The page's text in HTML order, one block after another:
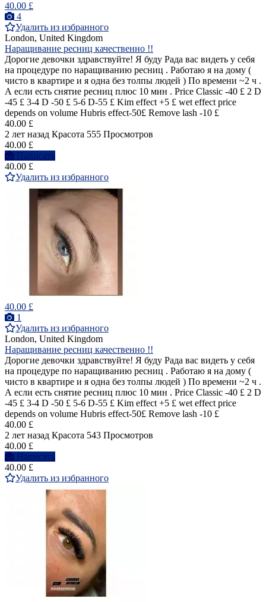
40.00 £
4
Удалить из избранного
London, United Kingdom
Наращивание ресниц качественно !!
Дорогие девочки здравствуйте! Я буду Рада вас видеть у себя
на процедуре по наращиванию ресниц . Работаю я на дому (
чисто в квартире и я одна без толпы людей ) По времени ~2 ч .
А если есть снятие ресниц плюс 10 мин . Price Classic -40 £ 2 D
-45 £ 3-4 D -50 £ 5-6 D-55 £ Kim effect +5 £ wet effect price
depends on volume Hubris effect-50£ Remove lash -10 £
40.00 £
2 лет назад Красота 555 Просмотров
40.00 £
Написать
40.00 £
Удалить из избранного
40.00 £
1
Удалить из избранного
London, United Kingdom
Наращивание ресниц качественно !!
Дорогие девочки здравствуйте! Я буду Рада вас видеть у себя
на процедуре по наращиванию ресниц . Работаю я на дому (
чисто в квартире и я одна без толпы людей ) По времени ~2 ч .
А если есть снятие ресниц плюс 10 мин . Price Classic -40 £ 2 D
-45 £ 3-4 D -50 £ 5-6 D-55 £ Kim effect +5 £ wet effect price
depends on volume Hubris effect-50£ Remove lash -10 £
40.00 £
2 лет назад Красота 543 Просмотров
40.00 £
Написать
40.00 £
Удалить из избранного